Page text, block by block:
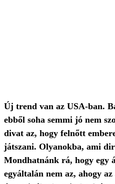
Új trend van az USA-ban.
ebből soha semmi jó nem
divat az, hogy felnőtt
játszani. Olyanokba, ami
Mondhatnánk rá, hogy egy
egyáltalán nem az, ahogy